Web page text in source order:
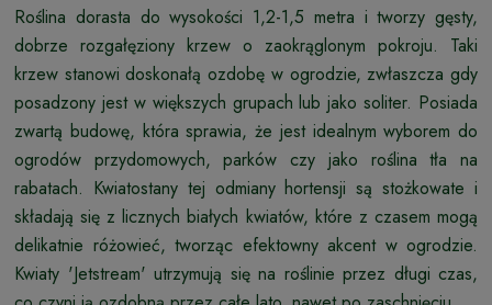
Roślina dorasta do wysokości 1,2-1,5 metra i tworzy gęsty,
dobrze rozgałęziony krzew o zaokrąglonym pokroju. Taki
krzew stanowi doskonałą ozdobę w ogrodzie, zwłaszcza gdy
posadzony jest w większych grupach lub jako soliter. Posiada
zwartą budowę, która sprawia, że jest idealnym wyborem do
ogrodów przydomowych, parków czy jako roślina tła na
rabatach. Kwiatostany tej odmiany hortensji są stożkowate i
składają się z licznych białych kwiatów, które z czasem mogą
delikatnie różowieć, tworząc efektowny akcent w ogrodzie.
Kwiaty 'Jetstream' utrzymują się na roślinie przez długi czas,